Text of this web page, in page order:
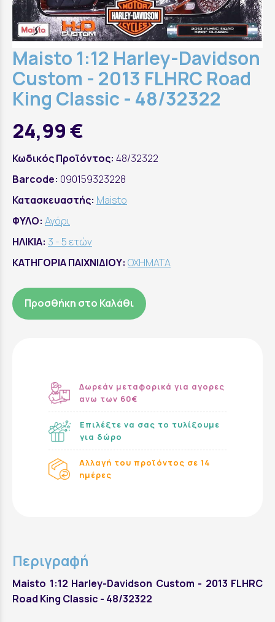
Maisto 1:12 Harley-Davidson
Custom - 2013 FLHRC Road
King Classic - 48/32322
24,99 €
Κωδικός Προϊόντος: 48/32322
Barcode: 090159323228
Κατασκευαστής: Maisto
ΦΥΛΟ: Αγόρι
ΗΛΙΚΙΑ: 3 - 5 ετών
ΚΑΤΗΓΟΡΙΑ ΠΑΙΧΝΙΔΙΟΥ: ΟΧΗΜΑΤΑ
Προσθήκη στο Καλάθι
Δωρεάν μεταφορικά για αγορες
ανω των 60€
Επιλέξτε να σας το τυλίξουμε
για δώρο
Αλλαγή του προϊόντος σε 14
ημέρες
Περιγραφή
Maisto 1:12 Harley-Davidson Custom - 2013 FLHRC
Road King Classic - 48/32322